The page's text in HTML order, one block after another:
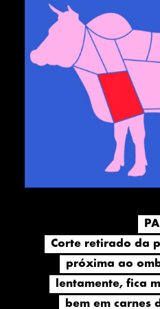
Corte retirado da
próxima ao
lentamente, fica
bem em carnes
Corte retirado da
próxima ao
lentamente, fica
bem em carnes